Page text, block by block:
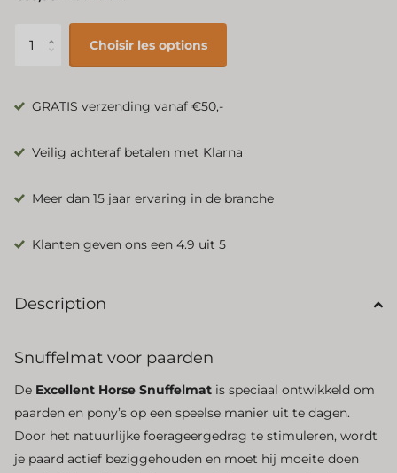
Choisir les options
GRATIS verzending vanaf €50,-
Veilig achteraf betalen met Klarna
Meer dan 15 jaar ervaring in de branche
Klanten geven ons een 4.9 uit 5
Description
Snuffelmat voor paarden
De Excellent Horse Snuffelmat is speciaal ontwikkeld om
paarden en pony’s op een speelse manier uit te dagen.
Door het natuurlijke foerageergedrag te stimuleren, wordt
je paard actief beziggehouden en moet hij moeite doen